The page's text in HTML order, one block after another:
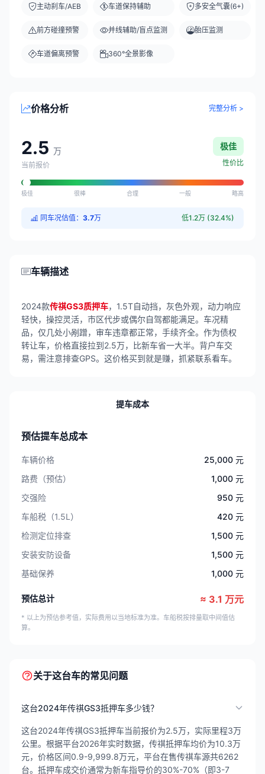
主动刹车/AEB
前方碰撞预警
车道偏离预警
车道保持辅助
并线辅助/盲点监测
360°全景影像
多安全气囊(6+)
胎压监测
价格分析 完整分析 >
2.5 万
当前报价
极佳
性价比
极佳 很棒 合理 一般 略高
同车况估值： 3.7万 低1.2万 (32.4%)
车辆描述
2024款传祺GS3质押车，1.5T自动挡，灰色外观，动力响应
轻快，操控灵活，市区代步或偶尔自驾都能满足。车况精
品，仅几处小剐蹭，审车违章都正常，手续齐全。作为债权
转让车，价格直接拉到2.5万，比新车省一大半。背户车交
易，需注意排查GPS。这价格买到就是赚，抓紧联系看车。
提车成本
预估提车总成本
车辆价格
25,000 元
路费（预估）
1,000 元
交强险
950 元
车船税（1.5L）
420 元
检测定位排查
1,500 元
安装安防设备
1,500 元
基础保养
1,000 元
预估总计 ≈ 3.1 万元
* 以上为预估参考值，实际费用以当地标准为准。车船税按排量取中间值估
算。
关于这台车的常见问题
这台2024年传祺GS3抵押车多少钱？
这台2024年传祺GS3抵押车当前报价为2.5万，实际里程3万
公里。根据平台2026年实时数据，传祺抵押车均价为10.3万
元，价格区间0.9-9,999.8万元，平台在售传祺车源共6262
台。抵押车成交价通常为新车指导价的30%-70%（即3-7